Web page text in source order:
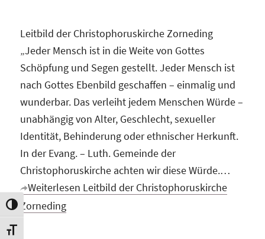
Toggle High Contrast
Toggle Font size
Leitbild der Christophoruskirche Zorneding
„Jeder Mensch ist in die Weite von Gottes
Schöpfung und Segen gestellt. Jeder Mensch ist
nach Gottes Ebenbild geschaffen – einmalig und
wunderbar. Das verleiht jedem Menschen Würde –
unabhängig von Alter, Geschlecht, sexueller
Identität, Behinderung oder ethnischer Herkunft.
In der Evang. – Luth. Gemeinde der
Christophoruskirche achten wir diese Würde.…
Weiterlesen Leitbild der Christophoruskirche
Zorneding